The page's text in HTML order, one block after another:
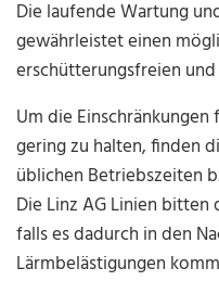
Die laufende Wartung
gewährleistet einen
erschütterungsfreien
Um die
gering zu halten, finden
üblichen Betriebszeiten
Die Linz AG Linien
falls es dadurch in den
Lärmbelästigungen